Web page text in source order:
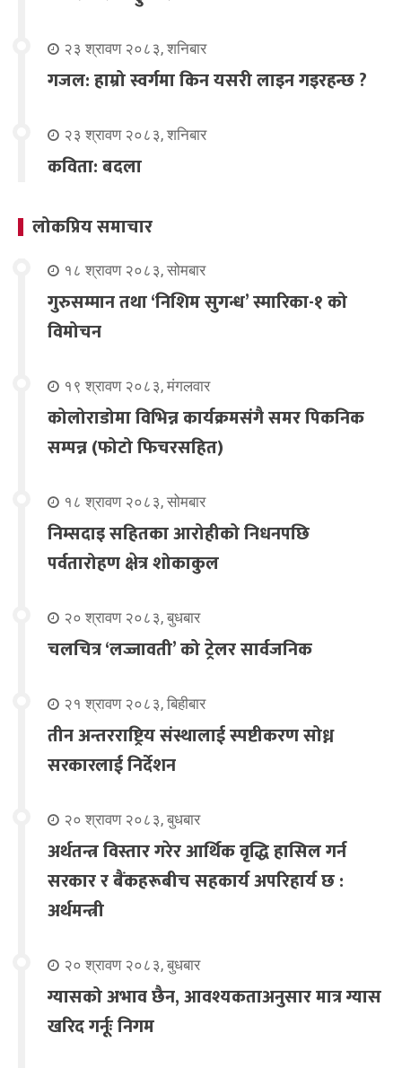
२३ श्रावण २०८३, शनिबार
गजल: हाम्रो स्वर्गमा किन यसरी लाइन गइरहन्छ ?
२३ श्रावण २०८३, शनिबार
कविता: बदला
लोकप्रिय समाचार
१८ श्रावण २०८३, सोमबार
गुरुसम्मान तथा ‘निशिम सुगन्ध’ स्मारिका-१ को
विमोचन
१९ श्रावण २०८३, मंगलवार
कोलोराडोमा विभिन्न कार्यक्रमसंगै समर पिकनिक
सम्पन्न (फोटो फिचरसहित)
१८ श्रावण २०८३, सोमबार
निम्सदाइ सहितका आरोहीको निधनपछि
पर्वतारोहण क्षेत्र शोकाकुल
२० श्रावण २०८३, बुधबार
चलचित्र ‘लज्जावती’ को ट्रेलर सार्वजनिक
२१ श्रावण २०८३, बिहीबार
तीन अन्तरराष्ट्रिय संस्थालाई स्पष्टीकरण सोध्न
सरकारलाई निर्देशन
२० श्रावण २०८३, बुधबार
अर्थतन्त्र विस्तार गरेर आर्थिक वृद्धि हासिल गर्न
सरकार र बैंकहरूबीच सहकार्य अपरिहार्य छ :
अर्थमन्त्री
२० श्रावण २०८३, बुधबार
ग्यासको अभाव छैन, आवश्यकताअनुसार मात्र ग्यास
खरिद गर्नूः निगम